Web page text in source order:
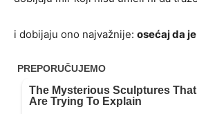
i dobijaju ono najvažnije: osećaj da